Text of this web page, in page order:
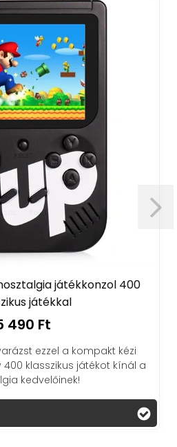
játékkonzol 400
játékkal
490 Ft
ezzel a kompakt kézi
klasszikus játékot kínál a
kedvelőinek!